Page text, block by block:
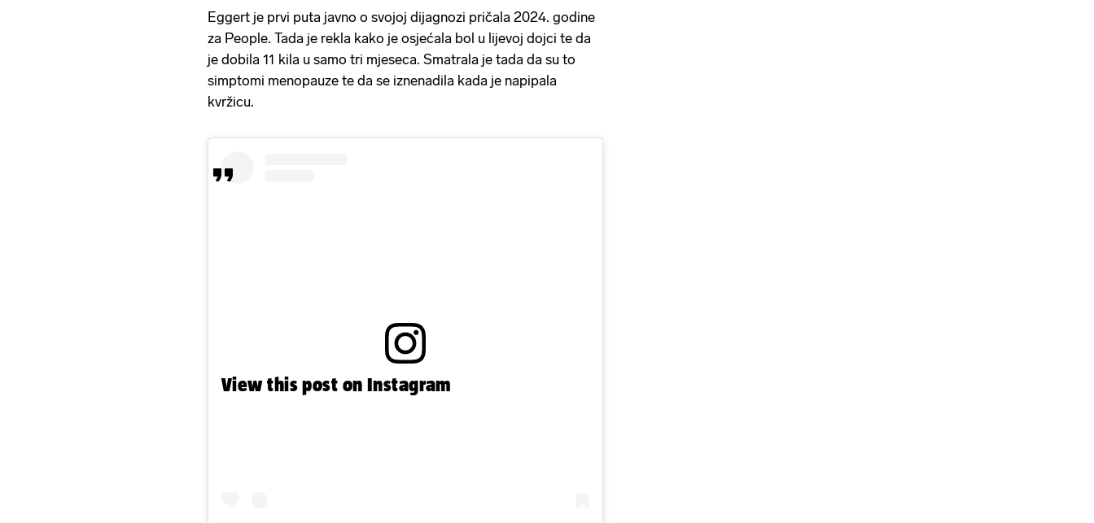
Eggert je prvi puta javno o svojoj dijagnozi pričala 2024. godine
za People. Tada je rekla kako je osjećala bol u lijevoj dojci te da
je dobila 11 kila u samo tri mjeseca. Smatrala je tada da su to
simptomi menopauze te da se iznenadila kada je napipala
kvržicu.
View this post on Instagram